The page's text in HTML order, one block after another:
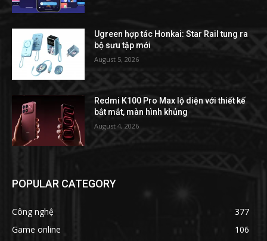
Ugreen hợp tác Honkai: Star Rail tung ra
bộ sưu tập mới
August 5, 2026
Redmi K100 Pro Max lộ diện với thiết kế
bắt mắt, màn hình khủng
August 4, 2026
POPULAR CATEGORY
Công nghệ
377
Game online
106